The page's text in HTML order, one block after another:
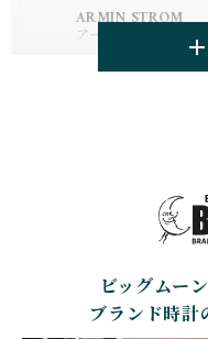
HUBLOT
ウブロ
BELL＆ROSS
CARTIER
カルティエ
ARMIN STROM
アーミン・シュトロー
BAMFORD
バンフォード・ロン
BEAUBLEU
ボーブルー
ビッグムー
ブランド時計